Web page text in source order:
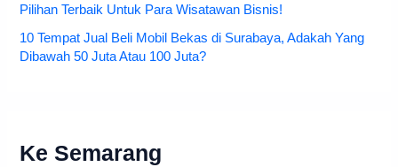
Pilihan Terbaik Untuk Para Wisatawan Bisnis!
10 Tempat Jual Beli Mobil Bekas di Surabaya, Adakah Yang
Dibawah 50 Juta Atau 100 Juta?
Ke Semarang